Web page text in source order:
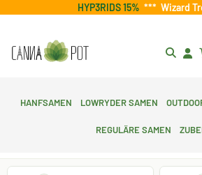
HYP3RIDS 15% *** Wizard
Hanfsamen Lowryder Samen
Reguläre Samen